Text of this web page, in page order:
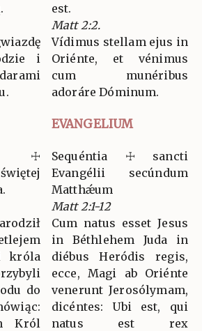
i
est.
Matt 2:2.
Vídimus stellam ejus in
Oriénte, et vénimus
cum munéribus
adoráre Dóminum.
EVANGELIUM
☩
króla
do
Król
Sequéntia ☩ sancti
Evangélii secúndum
Matthǽum
Matt 2:1-12
Cum natus esset Jesus
in Béthlehem Juda in
diébus Heródis regis,
ecce, Magi ab Oriénte
venerunt Jerosólymam,
dicéntes: Ubi est, qui
natus est rex